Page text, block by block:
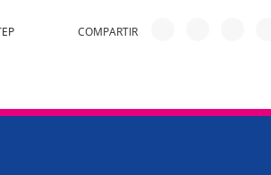
COMPARTIR